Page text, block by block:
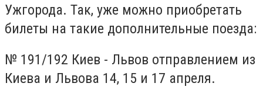
Ужгорода. Так, уже можно приобретать
билеты на такие дополнительные поезда:
№ 191/192 Киев - Львов отправлением из
Киева и Львова 14, 15 и 17 апреля.